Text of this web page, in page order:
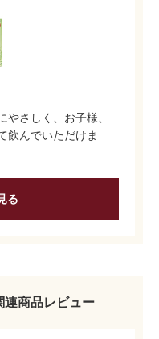
さしく、お子様、
飲んでいただけま
る
連商品レビュー